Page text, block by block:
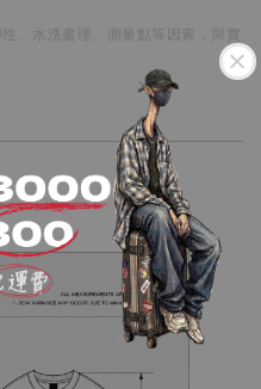
、水洗處理、測量點等因素，